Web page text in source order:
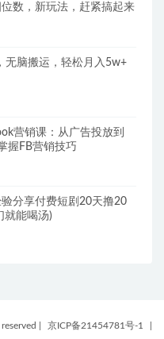
数，新玩法，赶紧搞起来
无脑搬运，轻松月入5w+
营销课：从广告投放到
握FB营销技巧
分享付费短剧20天撸20
就能喝汤)
京ICP备21454781号-1